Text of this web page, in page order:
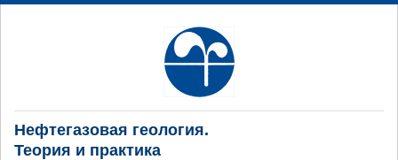
Нефтегазовая геология.
Теория и практика